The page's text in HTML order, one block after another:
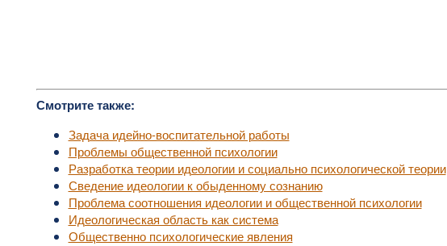
Смотрите также:
Задача идейно-воспитательной работы
Проблемы общественной психологии
Разработка теории идеологии и социально психологической теории
Сведение идеологии к обыденному сознанию
Проблема соотношения идеологии и общественной психологии
Идеологическая область как система
Общественно психологические явления